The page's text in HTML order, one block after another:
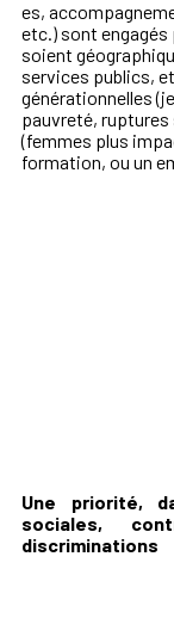
es,
etc.) sont engagés
soient
services publics,
générationnelles
pauvreté, ruptures
(femmes plus
formation, ou un
Une priorité,
sociales,
discriminations